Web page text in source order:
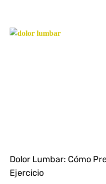
Dolor Lumbar: Cómo
Ejercicio